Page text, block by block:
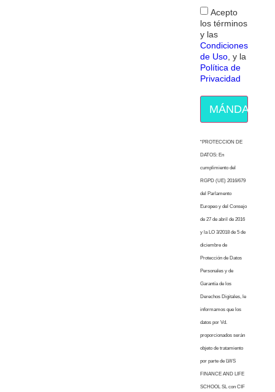
Acepto
los términos
y las
Condiciones
de Uso, y la
Política de
Privacidad
MÁNDAME
“PROTECCION DE
DATOS: En
cumplimiento del
RGPD (UE) 2016/679
del Parlamento
Europeo y del Consejo
de 27 de abril de 2016
y la LO 3/2018 de 5 de
diciembre de
Protección de Datos
Personales y de
Garantía de los
Derechos Digitales, le
informamos que los
datos por Vd.
proporcionados serán
objeto de tratamiento
por parte de LWS
FINANCE AND LIFE
SCHOOL SL con CIF